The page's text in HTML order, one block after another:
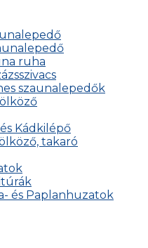
ruha
szaunalepedők
Kádkilépő
takaró
és Paplanhuzatok